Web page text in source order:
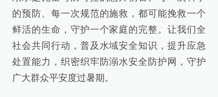
的预防、每一次规范的施救，都可能挽救一个
鲜活的生命，守护一个家庭的完整。让我们全
社会共同行动，普及水域安全知识，提升应急
处置能力，织密织牢防溺水安全防护网，守护
广大群众平安度过暑期。